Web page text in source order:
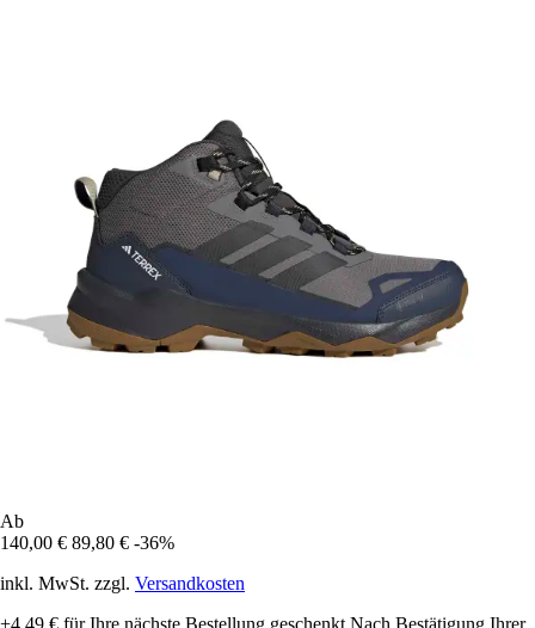
Ab
140,00 € 89,80 € -36%
inkl. MwSt. zzgl. Versandkosten